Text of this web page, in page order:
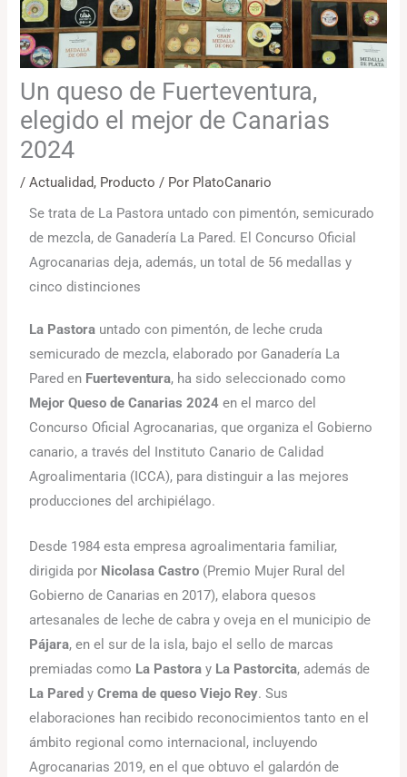
Un queso de Fuerteventura,
elegido el mejor de Canarias
2024
/Actualidad, Producto / Por PlatoCanario
Se trata de La Pastora untado con pimentón, semicurado
de mezcla, de Ganadería La Pared. El Concurso Oficial
Agrocanarias deja, además, un total de 56 medallas y
cinco distinciones
La Pastora untado con pimentón, de leche cruda
semicurado de mezcla, elaborado por Ganadería La
Pared en Fuerteventura, ha sido seleccionado como
Mejor Queso de Canarias 2024 en el marco del
Concurso Oficial Agrocanarias, que organiza el Gobierno
canario, a través del Instituto Canario de Calidad
Agroalimentaria (ICCA), para distinguir a las mejores
producciones del archipiélago.
Desde 1984 esta empresa agroalimentaria familiar,
dirigida por Nicolasa Castro (Premio Mujer Rural del
Gobierno de Canarias en 2017), elabora quesos
artesanales de leche de cabra y oveja en el municipio de
Pájara, en el sur de la isla, bajo el sello de marcas
premiadas como La Pastora y La Pastorcita, además de
La Pared y Crema de queso Viejo Rey. Sus
elaboraciones han recibido reconocimientos tanto en el
ámbito regional como internacional, incluyendo
Agrocanarias 2019, en el que obtuvo el galardón de